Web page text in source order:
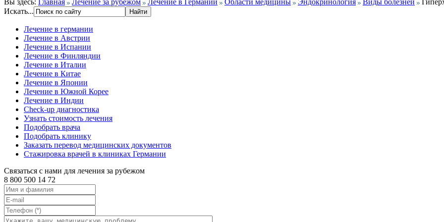
Вы здесь: Главная Лечение за рубежом Лечение в Германии Области медицины Эндокринология Виды болезней
Искать...
Лечение в германии
Лечение в Австрии
Лечение в Испании
Лечение в Финляндии
Лечение в Италии
Лечение в Китае
Лечение в Японии
Лечение в Южной Корее
Лечение в Индии
Check-up диагностика
Узнать стоимость лечения
Подобрать врача
Подобрать клинику
Заказать перевод медицинских документов
Стажировка врачей в клиниках Германии
Связаться с нами для лечения за рубежом
8 800 500 14 72